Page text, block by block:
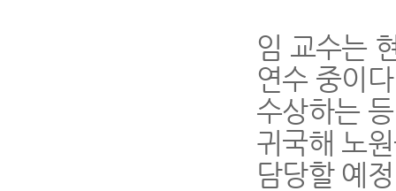
임 교수는
연수 중이
수상하는
귀국해 노
담당할 예